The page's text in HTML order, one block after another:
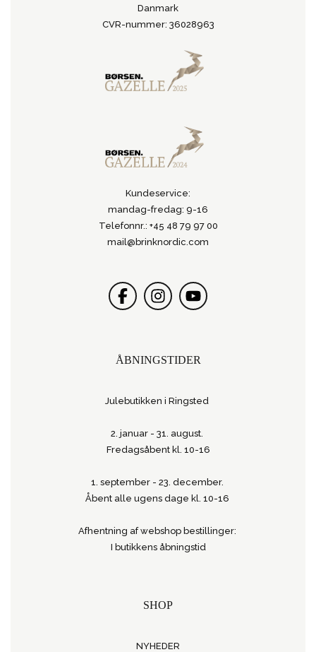
Danmark
CVR-nummer: 36028963
Kundeservice:
mandag-fredag: 9-16
Telefonnr.: +45 48 79 97 00
mail@brinknordic.com
ÅBNINGSTIDER
Julebutikken i Ringsted
2. januar - 31. august.
Fredagsåbent kl. 10-16
1. september - 23. december.
Åbent alle ugens dage kl. 10-16
Afhentning af webshop bestillinger:
I butikkens åbningstid
SHOP
NYHEDER